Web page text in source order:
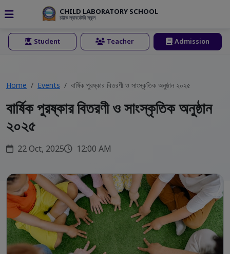
CHILD LABORATORY SCHOOL
চাইল্ড ল্যাবরেটরি স্কুল
Student Teacher Admission
Home Events বার্ষিক পুরষ্কার বিতরণী ও সাংস্কৃতিক অনুষ্ঠান ২০২৫
বার্ষিক পুরষ্কার বিতরণী ও সাংস্কৃতিক অনুষ্ঠান
২০২৫
22 Oct, 2025 12:00 AM